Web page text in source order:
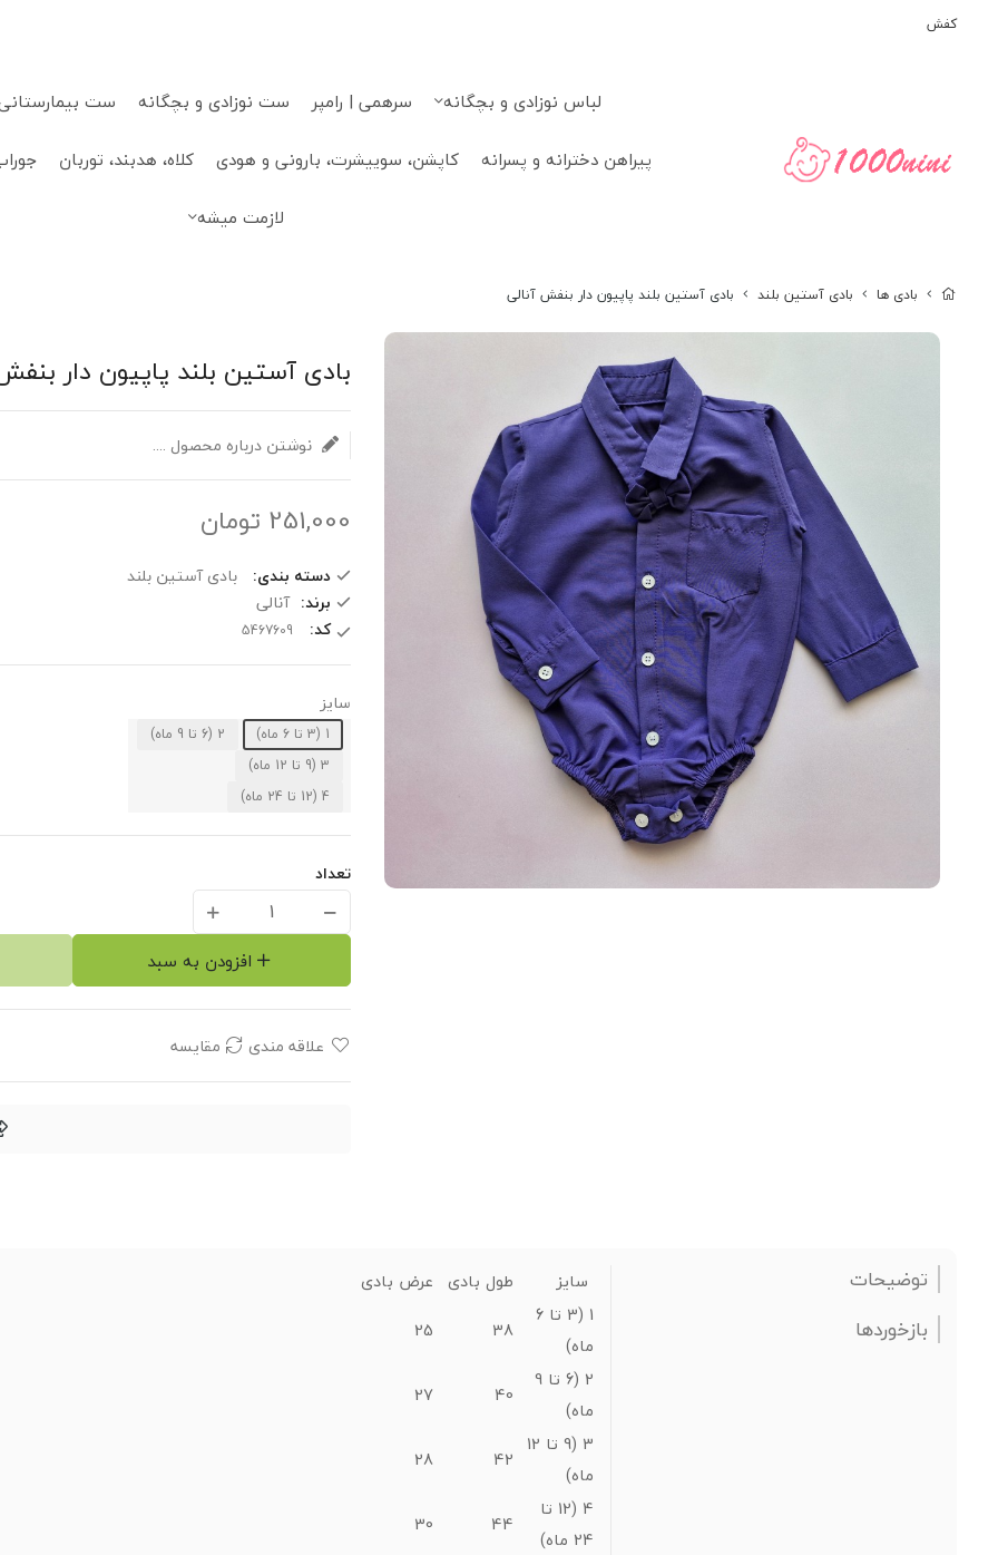
کفش
لباس نوزادی و بچگانه سرهمی | رامپر ست نوزادی و بچگانه
ست
پیراهن دخترانه و پسرانه
کاپشن، سوییشرت، بارونی و هودی کلاه، هدبند، توربان
لازمت میشه
بادی ها بادی آستین بلند بادی آستین بلند پاپیون دار بنفش آنالی
بادی آستین بلند پاپیون دار
نوشتن درباره محصول ....
251,000 تومان
دسته بندی: بادی آستین بلند
برند: آنالی
کد:
سایز
1 (3 تا 6 ماه)
2 (6 تا 9 ماه)
3 (9 تا 12 ماه)
4 (12 تا 24 ماه)
تعداد
افزودن به سبد
علاقه مندی مقایسه
توضیحات
بازخوردها
سایز طول بادی عرض بادی
1 (3 تا 6
ماه)
38
25
2 (6 تا 9
ماه)
40
27
3 (9 تا 12
ماه)
42
28
4 (12 تا
24 ماه)
44
30